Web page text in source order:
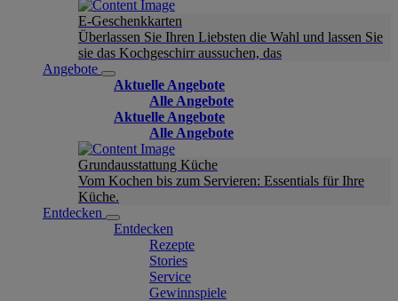
E-Geschenkkarten
Überlassen Sie Ihren Liebsten die Wahl und lassen Sie
sie das Kochgeschirr aussuchen, das
Angebote
Aktuelle Angebote
Alle Angebote
Aktuelle Angebote
Alle Angebote
Grundausstattung Küche
Vom Kochen bis zum Servieren: Essentials für Ihre
Küche.
Entdecken
Entdecken
Rezepte
Stories
Service
Gewinnspiele